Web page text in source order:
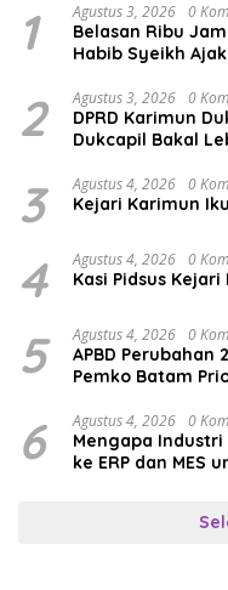
1 Agustus 3, 2026 0
Belasan Ribu
Habib Syeikh
2 Agustus 3, 2026 0
DPRD Karimun
Dukcapil Bakal
3 Agustus 4, 2026 0
Kejari Karimun
4 Agustus 4, 2026 0
Kasi Pidsus
5 Agustus 4, 2026 0
APBD Perubahan
Pemko Batam
6 Agustus 4, 2026 0
Mengapa
ke ERP dan MES